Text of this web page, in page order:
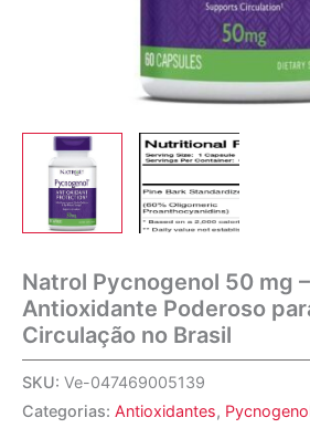
Natrol Pycnogenol 50 mg
Antioxidante Poderoso
Circulação no Brasil
SKU: Ve-047469005139
Categorias: Antioxidantes,